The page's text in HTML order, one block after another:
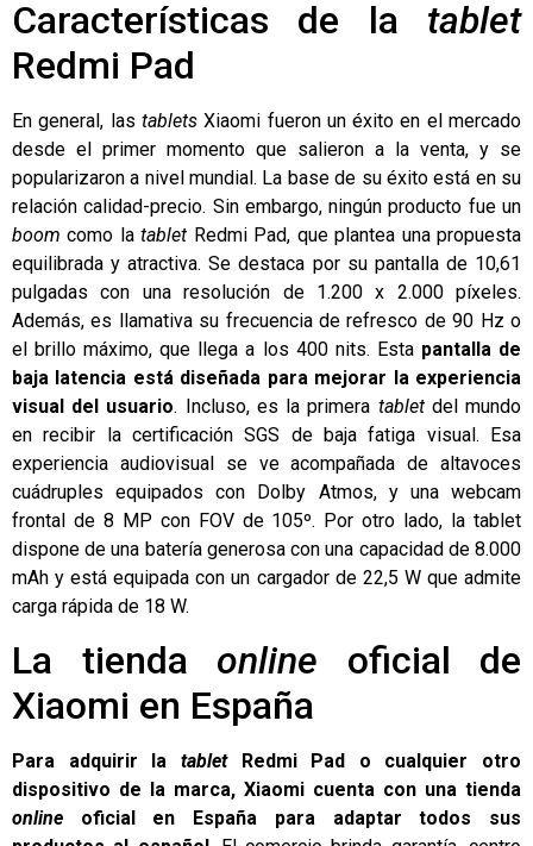
Características de la tablet
Redmi Pad
En general, las tabletsXiaomi fueron un éxito en el mercado
desde el primer momento que salieron a la venta, y se
popularizaron a nivel mundial. La base de su éxito está en su
relación calidad-precio. Sin embargo, ningún producto fue un
boomcomo latablet Redmi Pad, que plantea una propuesta
equilibrada y atractiva. Se destaca por su pantalla de 10,61
pulgadas con una resolución de 1.200 x 2.000 píxeles.
Además, es llamativa su frecuencia de refresco de 90 Hz o
el brillo máximo, que llega a los 400 nits. Esta pantalla de
baja latencia está diseñada para mejorar la experiencia
visual del usuario. Incluso, es la primera tablet del mundo
en recibir la certificación SGS de baja fatiga visual. Esa
experiencia audiovisual se ve acompañada de altavoces
cuádruples equipados con Dolby Atmos, y una webcam
frontal de 8 MP con FOV de 105º. Por otro lado, la tablet
dispone de una batería generosa con una capacidad de 8.000
mAh y está equipada con un cargador de 22,5 W que admite
carga rápida de 18 W.
La tienda online oficial de
Xiaomi en España
Para adquirir la tablet
Redmi Pad o cualquier otro
dispositivo de la marca, Xiaomi cuenta con una tienda
online oficial en España para adaptar todos sus